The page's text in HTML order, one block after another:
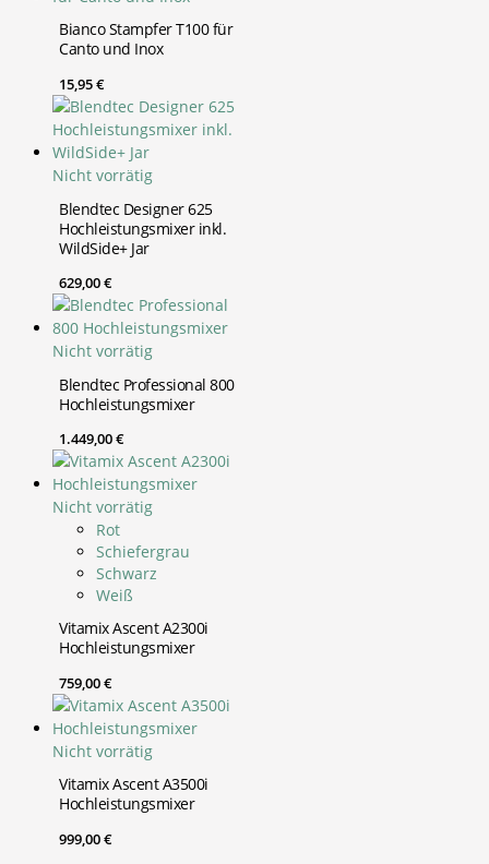
Bianco Stampfer T100 für
Canto und Inox
15,95€
Nicht vorrätig
Blendtec Designer 625
Hochleistungsmixer inkl.
WildSide+ Jar
629,00€
Nicht vorrätig
Blendtec Professional 800
Hochleistungsmixer
1.449,00€
Nicht vorrätig
Rot
Schiefergrau
Schwarz
Weiß
Vitamix Ascent A2300i
Hochleistungsmixer
759,00€
Nicht vorrätig
Vitamix Ascent A3500i
Hochleistungsmixer
999,00€